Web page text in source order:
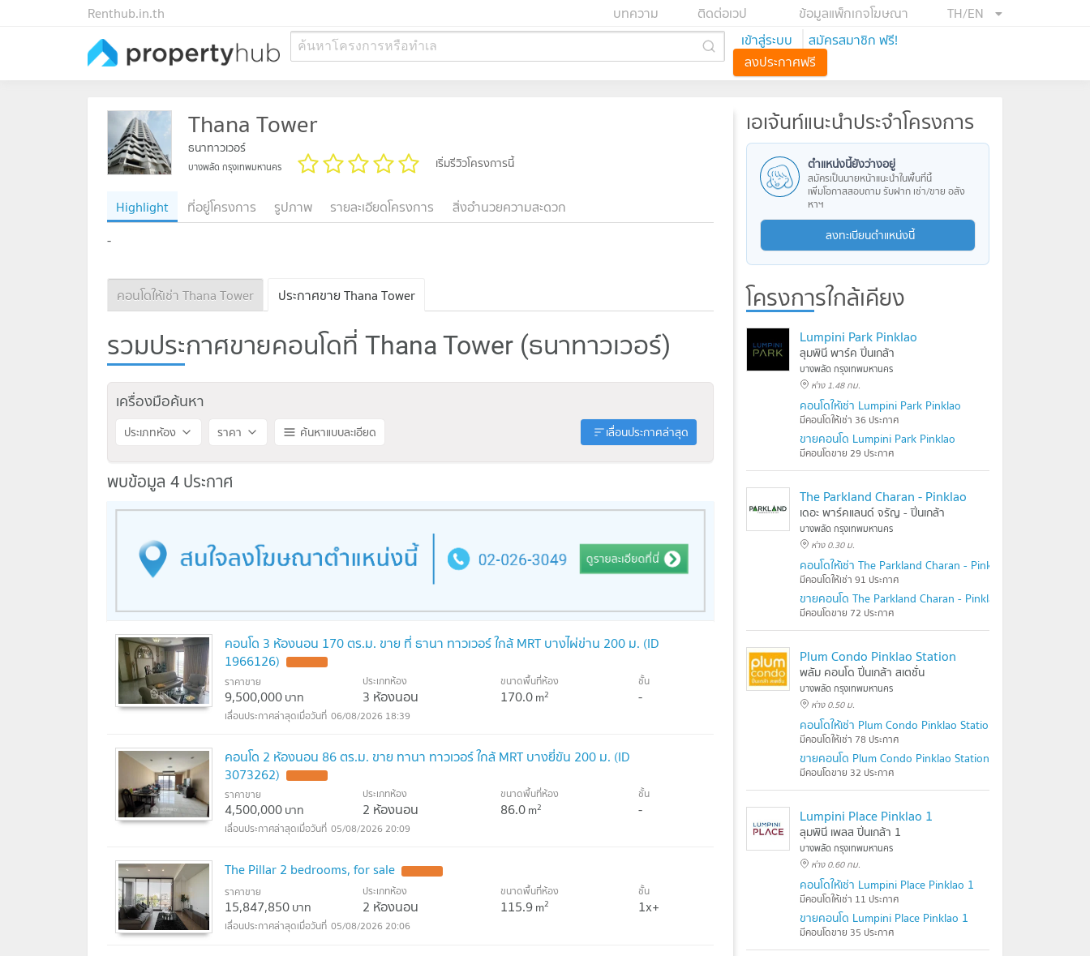
TH/EN
ข้อมูลแพ็กเกจโฆษณา
ติดต่อเวป
บทความ
Renthub.in.th
ค้นหาโครงการหรือทำเล เข้าสู่ระบบ
สมัครสมาชิก ฟรี!
ลงประกาศฟรี
Thana Tower
ธนาทาวเวอร์
บางพลัด กรุงเทพมหานคร เริ่มรีวิวโครงการนี้
Highlight ที่อยู่โครงการ รูปภาพ รายละเอียดโครงการ
สิ่งอำนวยความสะดวก
-
คอนโดให้เช่า Thana Tower ประกาศขาย Thana Tower
รวมประกาศขายคอนโดที่ Thana Tower (ธนาทาวเวอร์)
เครื่องมือค้นหา
ประเภทห้อง ราคา ค้นหาแบบละเอียด เลื่อนประกาศล่าสุด
พบข้อมูล 4 ประกาศ
คอนโด 3 ห้องนอน 170 ตร.ม. ขาย ที่ ธานา ทาวเวอร์ ใกล้ MRT บางไผ่ข่าน 200 ม. (ID
1966126)
ราคาขาย
9,500,000บาท
ประเภทห้อง
3 ห้องนอน
ขนาดพื้นที่ห้อง
170.0m2
ชั้น
-
06/08/2026 18:39
คอนโด 2 ห้องนอน 86 ตร.ม. ขาย ทานา ทาวเวอร์ ใกล้ MRT บางยี่ขัน 200 ม. (ID
3073262)
ราคาขาย
4,500,000บาท
ประเภทห้อง
2 ห้องนอน
ขนาดพื้นที่ห้อง
86.0m2
ชั้น
-
05/08/2026 20:09
The Pillar 2 bedrooms, for sale
ราคาขาย
15,847,850บาท
ประเภทห้อง
2 ห้องนอน
ขนาดพื้นที่ห้อง
115.9m2
ชั้น
1x+
05/08/2026 20:06
เอเจ้นท์แนะนำประจำโครงการ
ตำแหน่งนี้ยังว่างอยู่
สมัครเป็นนายหน้าแนะนำในพื้นที่นี้
เพิ่มโอกาสสอบถาม รับฝาก เช่า/ขาย อสัง
หาฯ
ลงทะเบียนตำแหน่งนี้
โครงการใกล้เคียง
Lumpini Park Pinklao
ลุมพินี พาร์ค ปิ่นเกล้า
บางพลัด กรุงเทพมหานคร
ห่าง 1.48 กม.
คอนโดให้เช่า Lumpini Park Pinklao
มีคอนโดให้เช่า 36 ประกาศ
ขายคอนโด Lumpini Park Pinklao
มีคอนโดขาย 29 ประกาศ
The Parkland Charan - Pinklao
เดอะ พาร์คแลนด์ จรัญ - ปิ่นเกล้า
บางพลัด กรุงเทพมหานคร
ห่าง 0.30 ม.
คอนโดให้เช่า The Parkland Charan - Pinklao
มีคอนโดให้เช่า 91 ประกาศ
ขายคอนโด The Parkland Charan - Pinklao
มีคอนโดขาย 72 ประกาศ
Plum Condo Pinklao Station
พลัม คอนโด ปิ่นเกล้า สเตชั่น
บางพลัด กรุงเทพมหานคร
ห่าง 0.50 ม.
คอนโดให้เช่า Plum Condo Pinklao Station
มีคอนโดให้เช่า 78 ประกาศ
ขายคอนโด Plum Condo Pinklao Station
มีคอนโดขาย 32 ประกาศ
Lumpini Place Pinklao 1
ลุมพินี เพลส ปิ่นเกล้า 1
บางพลัด กรุงเทพมหานคร
ห่าง 0.60 กม.
คอนโดให้เช่า Lumpini Place Pinklao 1
มีคอนโดให้เช่า 11 ประกาศ
ขายคอนโด Lumpini Place Pinklao 1
มีคอนโดขาย 35 ประกาศ